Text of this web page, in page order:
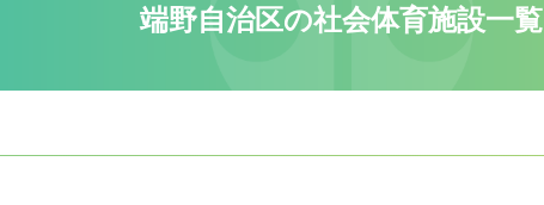
端野自治区の社会体育施設一覧